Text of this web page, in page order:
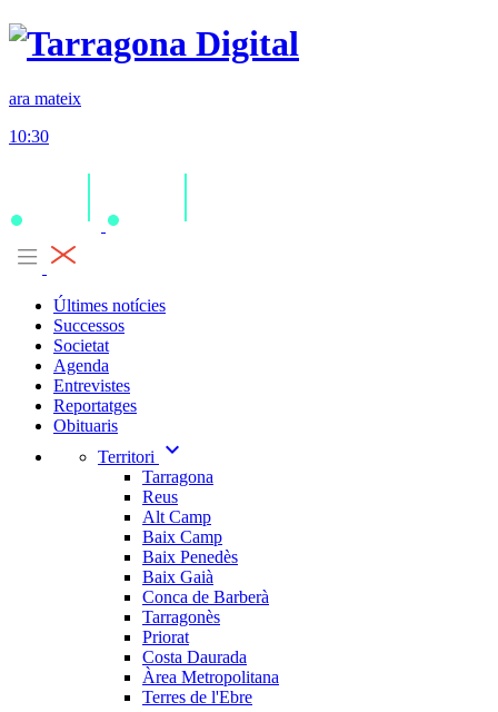
ara mateix
10:30
Últimes notícies
Successos
Societat
Agenda
Entrevistes
Reportatges
Obituaris
Territori
expand_more
Tarragona
Reus
Alt Camp
Baix Camp
Baix Penedès
Baix Gaià
Conca de Barberà
Tarragonès
Priorat
Costa Daurada
Àrea Metropolitana
Terres de l'Ebre